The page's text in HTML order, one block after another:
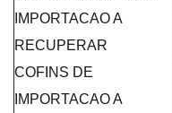
IMPORTACAO A
RECUPERAR
COFINS DE
IMPORTACAO A